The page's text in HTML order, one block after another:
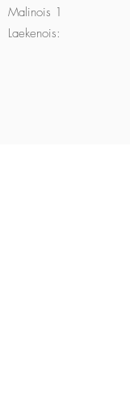
Malinois 1
Laekenois: